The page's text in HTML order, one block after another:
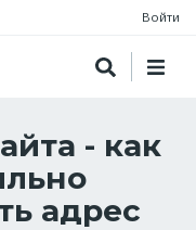
Войти
- как
адрес